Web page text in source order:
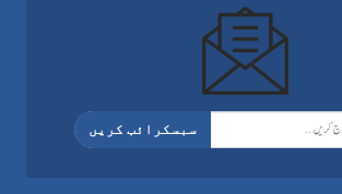
سبسکرائب کریں